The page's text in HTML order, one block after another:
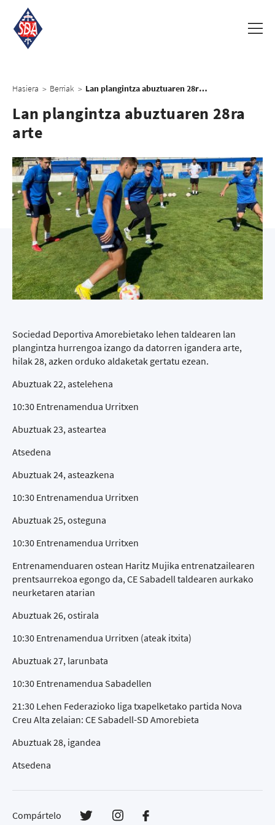
Hasiera > Berriak > Lan plangintza abuztuaren 28ra arte
Lan plangintza abuztuaren 28ra
arte
Sociedad Deportiva Amorebietako lehen taldearen lan
plangintza hurrengoa izango da datorren igandera arte,
hilak 28, azken orduko aldaketak gertatu ezean.
Abuztuak 22, astelehena
10:30 Entrenamendua Urritxen
Abuztuak 23, asteartea
Atsedena
Abuztuak 24, asteazkena
10:30 Entrenamendua Urritxen
Abuztuak 25, osteguna
10:30 Entrenamendua Urritxen
Entrenamenduaren ostean Haritz Mujika entrenatzailearen
prentsaurrekoa egongo da, CE Sabadell taldearen aurkako
neurketaren atarian
Abuztuak 26, ostirala
10:30 Entrenamendua Urritxen (ateak itxita)
Abuztuak 27, larunbata
10:30 Entrenamendua Sabadellen
21:30 Lehen Federazioko liga txapelketako partida Nova
Creu Alta zelaian: CE Sabadell-SD Amorebieta
Abuztuak 28, igandea
Atsedena
Compártelo